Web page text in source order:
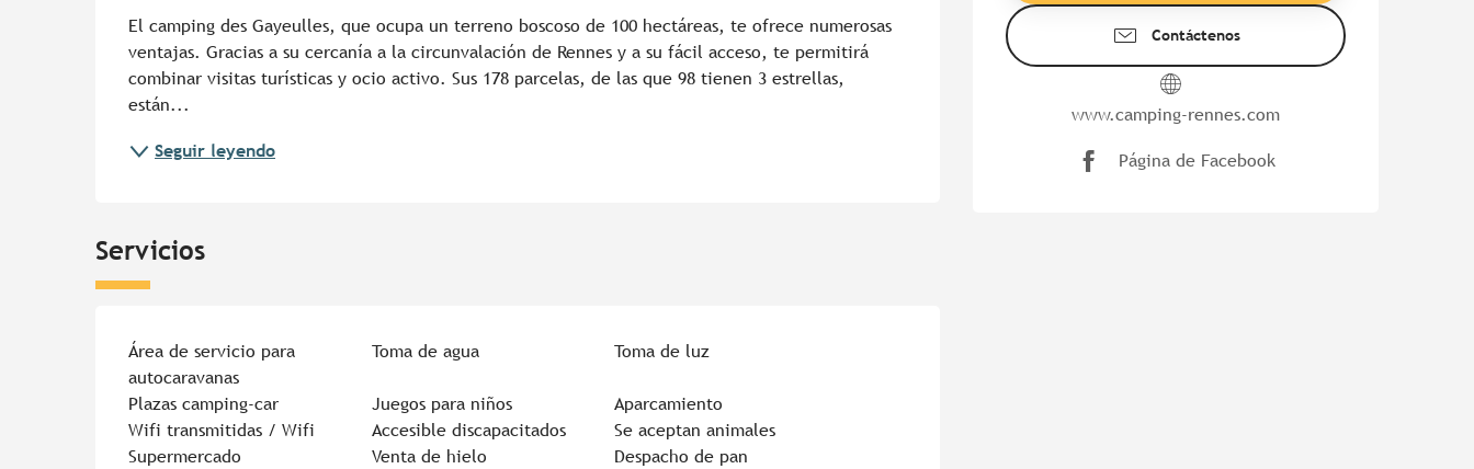
Contáctenos
www.camping-rennes.com
Página de Facebook
El camping des Gayeulles, que ocupa un terreno boscoso de 100 hectáreas, te ofrece numerosas
ventajas. Gracias a su cercanía a la circunvalación de Rennes y a su fácil acceso, te permitirá
combinar visitas turísticas y ocio activo. Sus 178 parcelas, de las que 98 tienen 3 estrellas,
están...
Seguir leyendo
Servicios
Área de servicio para
autocaravanas
Toma de agua Toma de luz
Plazas camping-car Juegos para niños
Aparcamiento
Wifi transmitidas / Wifi
Accesible discapacitados
Se aceptan animales
Supermercado
Venta de hielo Despacho de pan